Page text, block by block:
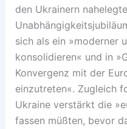
den Ukrainern
sich als ein »moderner
konsolidieren« und in
Konvergenz mit der
einzutreten«. Zugleich
Ukraine verstärkt die
fassen müßten, bevor